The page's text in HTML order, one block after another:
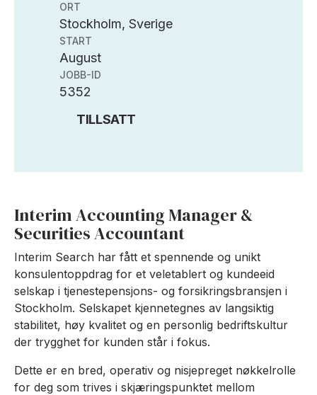
ORT
Stockholm, Sverige
START
August
JOBB-ID
5352
TILLSATT
Interim Accounting Manager &
Securities Accountant
Interim Search har fått et spennende og unikt
konsulentoppdrag for et veletablert og kundeeid
selskap i tjenestepensjons- og forsikringsbransjen i
Stockholm. Selskapet kjennetegnes av langsiktig
stabilitet, høy kvalitet og en personlig bedriftskultur
der trygghet for kunden står i fokus.
Dette er en bred, operativ og nisjepreget nøkkelrolle
for deg som trives i skjæringspunktet mellom